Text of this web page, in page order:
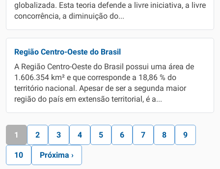
globalizada. Esta teoria defende a livre iniciativa, a livre
concorrência, a diminuição do...
Região Centro-Oeste do Brasil
A Região Centro-Oeste do Brasil possui uma área de
1.606.354 km² e que corresponde a 18,86 % do
território nacional. Apesar de ser a segunda maior
região do país em extensão territorial, é a...
1 2 3 4 5 6 7 8 9
10 Próxima ›